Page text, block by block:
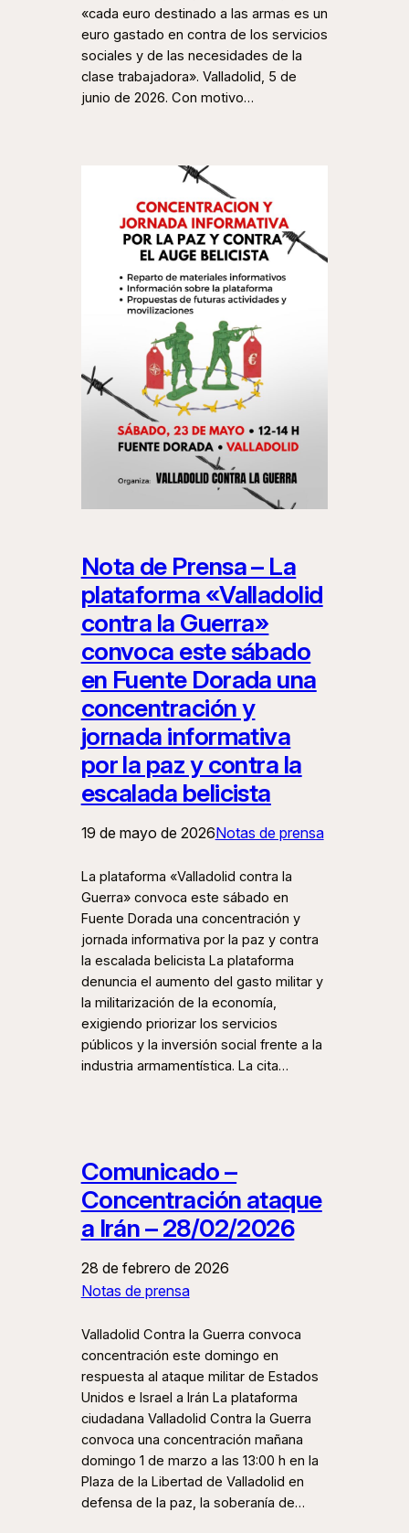
«cada euro destinado a las armas es un
euro gastado en contra de los servicios
sociales y de las necesidades de la
clase trabajadora». Valladolid, 5 de
junio de 2026. Con motivo…
Nota de Prensa – La
plataforma «Valladolid
contra la Guerra»
convoca este sábado
en Fuente Dorada una
concentración y
jornada informativa
por la paz y contra la
escalada belicista
19 de mayo de 2026Notas de prensa
La plataforma «Valladolid contra la
Guerra» convoca este sábado en
Fuente Dorada una concentración y
jornada informativa por la paz y contra
la escalada belicista La plataforma
denuncia el aumento del gasto militar y
la militarización de la economía,
exigiendo priorizar los servicios
públicos y la inversión social frente a la
industria armamentística. La cita…
Comunicado –
Concentración ataque
a Irán – 28/02/2026
28 de febrero de 2026
Notas de prensa
Valladolid Contra la Guerra convoca
concentración este domingo en
respuesta al ataque militar de Estados
Unidos e Israel a Irán La plataforma
ciudadana Valladolid Contra la Guerra
convoca una concentración mañana
domingo 1 de marzo a las 13:00 h en la
Plaza de la Libertad de Valladolid en
defensa de la paz, la soberanía de…